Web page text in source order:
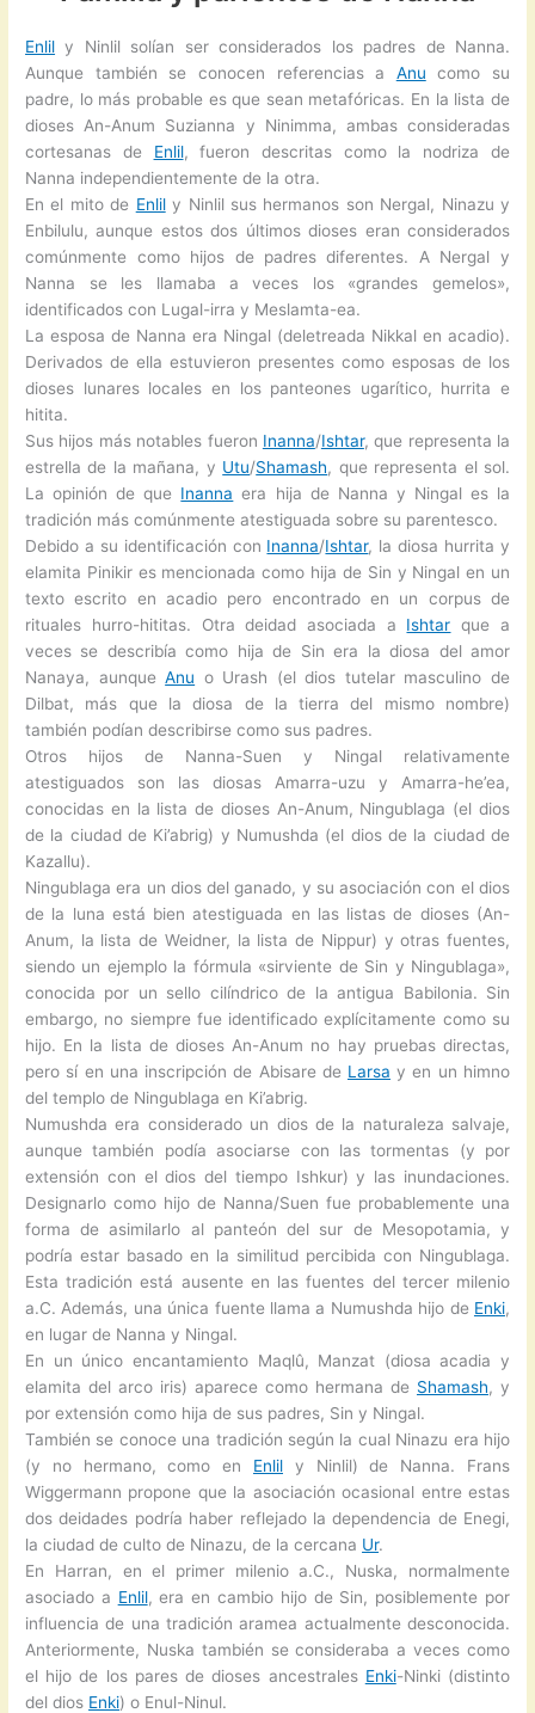
Enlil y Ninlil solían ser considerados los padres de Nanna.
Aunque también se conocen referencias a Anu como su
padre, lo más probable es que sean metafóricas. En la lista de
dioses An-Anum Suzianna y Ninimma, ambas consideradas
cortesanas de Enlil, fueron descritas como la nodriza de
Nanna independientemente de la otra.
En el mito de Enlily Ninlil sus hermanos son Nergal, Ninazu y
Enbilulu, aunque estos dos últimos dioses eran considerados
comúnmente como hijos de padres diferentes. A Nergal y
Nanna se les llamaba a veces los «grandes gemelos»,
identificados con Lugal-irra y Meslamta-ea.
La esposa de Nanna era Ningal (deletreada Nikkal en acadio).
Derivados de ella estuvieron presentes como esposas de los
dioses lunares locales en los panteones ugarítico, hurrita e
hitita.
Sus hijos más notables fueron Inanna/Ishtar, que representa la
estrella de la mañana, y Utu/Shamash, que representa el sol.
La opinión de que Inanna era hija de Nanna y Ningal es la
tradición más comúnmente atestiguada sobre su parentesco.
Debido a su identificación con Inanna/Ishtar, la diosa hurrita y
elamita Pinikir es mencionada como hija de Sin y Ningal en un
texto escrito en acadio pero encontrado en un corpus de
rituales hurro-hititas. Otra deidad asociada a Ishtar que a
veces se describía como hija de Sin era la diosa del amor
Nanaya, aunqueAnu o Urash (el dios tutelar masculino de
Dilbat, más que la diosa de la tierra del mismo nombre)
también podían describirse como sus padres.
Otros hijos de Nanna-Suen y Ningal relativamente
atestiguados son las diosas Amarra-uzu y Amarra-he’ea,
conocidas en la lista de dioses An-Anum, Ningublaga (el dios
de la ciudad de Ki’abrig) y Numushda (el dios de la ciudad de
Kazallu).
Ningublaga era un dios del ganado, y su asociación con el dios
de la luna está bien atestiguada en las listas de dioses (An-
Anum, la lista de Weidner, la lista de Nippur) y otras fuentes,
siendo un ejemplo la fórmula «sirviente de Sin y Ningublaga»,
conocida por un sello cilíndrico de la antigua Babilonia. Sin
embargo, no siempre fue identificado explícitamente como su
hijo. En la lista de dioses An-Anum no hay pruebas directas,
pero sí en una inscripción de Abisare de Larsa y en un himno
del templo de Ningublaga en Ki’abrig.
Numushda era considerado un dios de la naturaleza salvaje,
aunque también podía asociarse con las tormentas (y por
extensión con el dios del tiempo Ishkur) y las inundaciones.
Designarlo como hijo de Nanna/Suen fue probablemente una
forma de asimilarlo al panteón del sur de Mesopotamia, y
podría estar basado en la similitud percibida con Ningublaga.
Esta tradición está ausente en las fuentes del tercer milenio
a.C. Además, una única fuente llama a Numushda hijo de Enki,
en lugar de Nanna y Ningal.
En un único encantamiento Maqlû, Manzat (diosa acadia y
elamita del arco iris) aparece como hermana de Shamash, y
por extensión como hija de sus padres, Sin y Ningal.
También se conoce una tradición según la cual Ninazu era hijo
(y no hermano, como en Enlil y Ninlil) de Nanna. Frans
Wiggermann propone que la asociación ocasional entre estas
dos deidades podría haber reflejado la dependencia de Enegi,
la ciudad de culto de Ninazu, de la cercana Ur.
En Harran, en el primer milenio a.C., Nuska, normalmente
asociado a Enlil, era en cambio hijo de Sin, posiblemente por
influencia de una tradición aramea actualmente desconocida.
Anteriormente, Nuska también se consideraba a veces como
el hijo de los pares de dioses ancestrales Enki-Ninki (distinto
del dios Enki) o Enul-Ninul.